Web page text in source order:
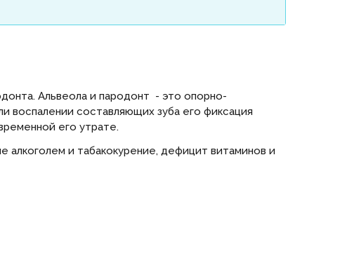
Альвеола и пародонт - это опорно-
воспалении составляющих зуба его фиксация
его утрате.
алкоголем и табакокурение, дефицит витаминов и